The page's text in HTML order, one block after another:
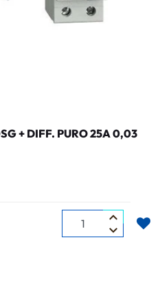
+ DIFF. PURO 25A 0,03